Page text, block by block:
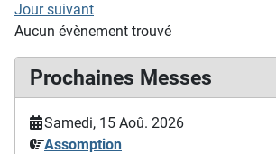
Jour suivant
Aucun évènement trouvé
Prochaines Messes
Samedi, 15 Aoû. 2026
Assomption